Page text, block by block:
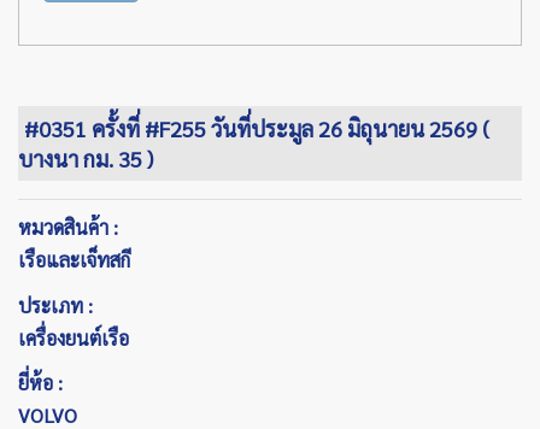
#0351 ครั้งที่ #F255 วันที่ประมูล 26 มิถุนายน 2569 (
บางนา กม. 35 )
หมวดสินค้า :
เรือและเจ็ทสกี
ประเภท :
เครื่องยนต์เรือ
ยี่ห้อ :
VOLVO